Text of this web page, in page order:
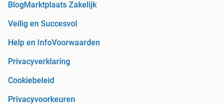
BlogMarktplaats Zakelijk
Veilig en Succesvol
Help en InfoVoorwaarden
Privacyverklaring
Cookiebeleid
Privacyvoorkeuren